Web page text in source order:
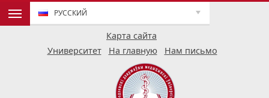
Карта сайта
РУССКИЙ
Университет На главную Нам письмо